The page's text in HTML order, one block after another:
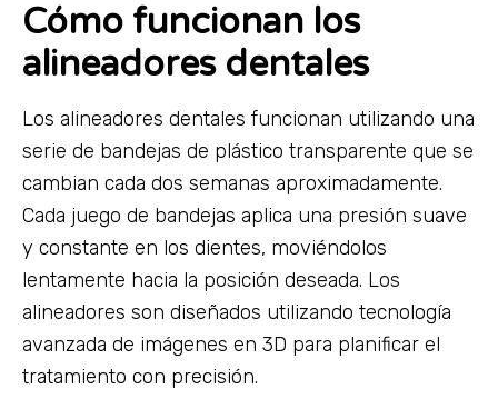
Cómo funcionan los
alineadores dentales
Los alineadores dentales funcionan utilizando una
serie de bandejas de plástico transparente que se
cambian cada dos semanas aproximadamente.
Cada juego de bandejas aplica una presión suave
y constante en los dientes, moviéndolos
lentamente hacia la posición deseada. Los
alineadores son diseñados utilizando tecnología
avanzada de imágenes en 3D para planificar el
tratamiento con precisión.